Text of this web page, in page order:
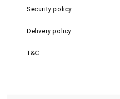
Security policy
Delivery policy
T&C